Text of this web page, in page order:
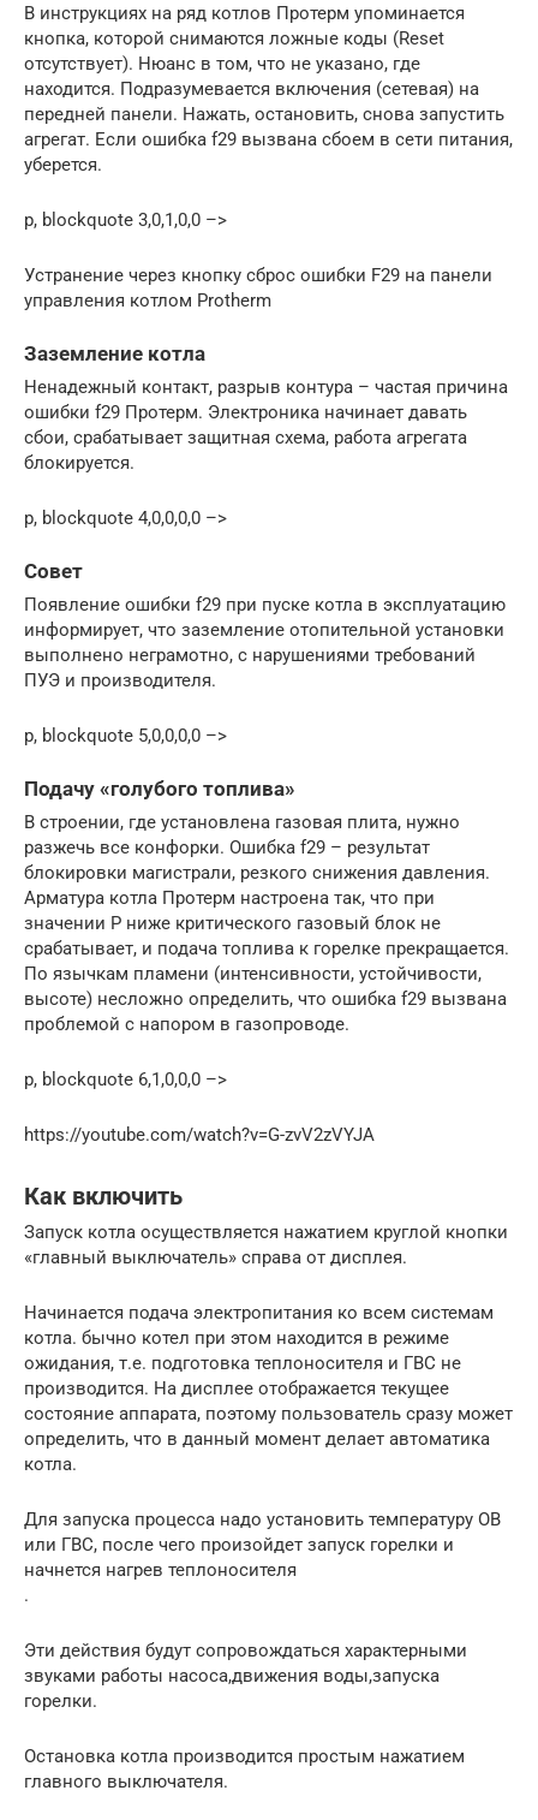
В инструкциях на ряд котлов Протерм упоминается
кнопка, которой снимаются ложные коды (Reset
отсутствует). Нюанс в том, что не указано, где
находится. Подразумевается включения (сетевая) на
передней панели. Нажать, остановить, снова запустить
агрегат. Если ошибка f29 вызвана сбоем в сети питания,
уберется.
p, blockquote 3,0,1,0,0 –>
Устранение через кнопку сброс ошибки F29 на панели
управления котлом Protherm
Заземление котла
Ненадежный контакт, разрыв контура – частая причина
ошибки f29 Протерм. Электроника начинает давать
сбои, срабатывает защитная схема, работа агрегата
блокируется.
p, blockquote 4,0,0,0,0 –>
Совет
Появление ошибки f29 при пуске котла в эксплуатацию
информирует, что заземление отопительной установки
выполнено неграмотно, с нарушениями требований
ПУЭ и производителя.
p, blockquote 5,0,0,0,0 –>
Подачу «голубого топлива»
В строении, где установлена газовая плита, нужно
разжечь все конфорки. Ошибка f29 – результат
блокировки магистрали, резкого снижения давления.
Арматура котла Протерм настроена так, что при
значении P ниже критического газовый блок не
срабатывает, и подача топлива к горелке прекращается.
По язычкам пламени (интенсивности, устойчивости,
высоте) несложно определить, что ошибка f29 вызвана
проблемой с напором в газопроводе.
p, blockquote 6,1,0,0,0 –>
https://youtube.com/watch?v=G-zvV2zVYJA
Как включить
Запуск котла осуществляется нажатием круглой кнопки
«главный выключатель» справа от дисплея.
Начинается подача электропитания ко всем системам
котла. бычно котел при этом находится в режиме
ожидания, т.е. подготовка теплоносителя и ГВС не
производится. На дисплее отображается текущее
состояние аппарата, поэтому пользователь сразу может
определить, что в данный момент делает автоматика
котла.
Для запуска процесса надо установить температуру ОВ
или ГВС, после чего произойдет запуск горелки и
начнется нагрев теплоносителя
.
Эти действия будут сопровождаться характерными
звуками работы насоса,движения воды,запуска
горелки.
Остановка котла производится простым нажатием
главного выключателя.